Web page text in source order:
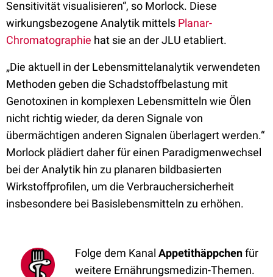
Sensitivität visualisieren“, so Morlock. Diese
wirkungsbezogene Analytik mittels Planar-
Chromatographie hat sie an der JLU etabliert.
„Die aktuell in der Lebensmittelanalytik verwendeten
Methoden geben die Schadstoffbelastung mit
Genotoxinen in komplexen Lebensmitteln wie Ölen
nicht richtig wieder, da deren Signale von
übermächtigen anderen Signalen überlagert werden.“
Morlock plädiert daher für einen Paradigmenwechsel
bei der Analytik hin zu planaren bildbasierten
Wirkstoffprofilen, um die Verbrauchersicherheit
insbesondere bei Basislebensmitteln zu erhöhen.
Folge dem Kanal Appetithäppchenfür
weitere Ernährungsmedizin-Themen.